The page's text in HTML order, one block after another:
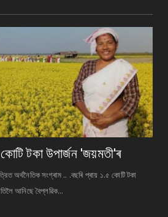
কোটি টকা উপার্জন 'জয়মতী'ৰ
অর্থনৈতিক সংগ্ৰাম .. .বছৰি প্ৰায় ১.৫ কোটি টকা
আনিছে বৈপ্লৱিক...